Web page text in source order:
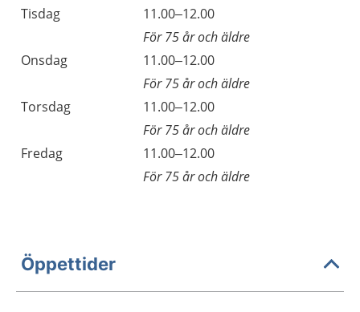
Tisdag
11.00–12.00
För 75 år och äldre
Onsdag
11.00–12.00
För 75 år och äldre
Torsdag
11.00–12.00
För 75 år och äldre
Fredag
11.00–12.00
För 75 år och äldre
Öppettider